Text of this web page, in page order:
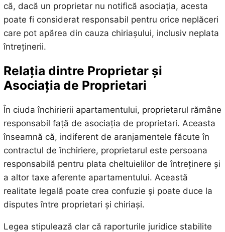
că, dacă un proprietar nu notifică asociația, acesta
poate fi considerat responsabil pentru orice neplăceri
care pot apărea din cauza chiriașului, inclusiv neplata
întreținerii.
Relația dintre Proprietar și
Asociația de Proprietari
În ciuda închirierii apartamentului, proprietarul rămâne
responsabil față de asociația de proprietari. Aceasta
înseamnă că, indiferent de aranjamentele făcute în
contractul de închiriere, proprietarul este persoana
responsabilă pentru plata cheltuielilor de întreținere și
a altor taxe aferente apartamentului. Această
realitate legală poate crea confuzie și poate duce la
disputes între proprietari și chiriași.
Legea stipulează clar că raporturile juridice stabilite